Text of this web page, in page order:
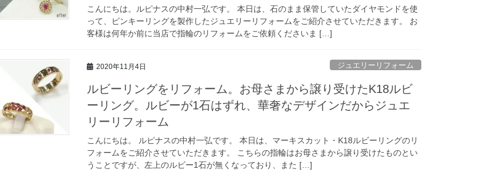
こんにちは。ルピナスの中村一弘です。 本日は、石のまま保管していたダイヤモンドを使
って、ピンキーリングを製作したジュエリーリフォームをご紹介させていただきます。 お
客様は何年か前に当店で指輪のリフォームをご依頼くださいま […]
2020年11月4日 ジュエリーリフォーム
ルビーリングをリフォーム。お母さまから譲り受けたK18ルビ
ーリング。ルビーが1石はずれ、華奢なデザインだからジュエ
リーリフォーム
こんにちは。 ルピナスの中村一弘です。 本日は、マーキスカット・K18ルビーリングのリ
フォームをご紹介させていただきます。 こちらの指輪はお母さまから譲り受けたものとい
うことですが、左上のルビー1石が無くなっており、また […]